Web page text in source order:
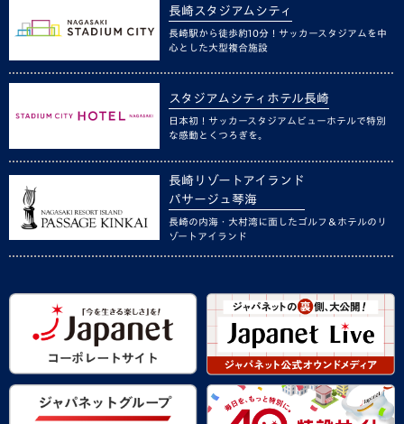
長崎スタジアムシティ
長崎駅から徒歩約10分！サッカースタジアムを中
心とした大型複合施設
スタジアムシティホテル長崎
日本初！サッカースタジアムビューホテルで特別
な感動とくつろぎを。
長崎リゾートアイランド
パサージュ琴海
長崎の内海・大村湾に面したゴルフ＆ホテルのリ
ゾートアイランド